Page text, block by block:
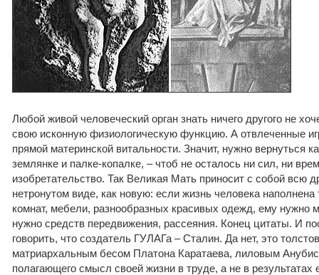
Любой живой человеческий орган знать ничего другого не
свою исконную физиологическую функцию. А отвлеченные
прямой материнской витальности. Значит, нужно вернуться
землянке и палке-копалке, – чтоб не осталось ни сил, ни
изобретательство. Так Великая Мать приносит с собой всю
нетронутом виде, как новую: если жизнь человека
комнат, мебели, разнообразных красивых одежд, ему нужно
нужно средств передвижения, рассеяния. Конец цитаты. И
говорить, что создатель ГУЛАГа – Сталин. Да нет, это
матриархальным бесом Платона Каратаева, лиловым
полагающего смысл своей жизни в труде, а не в результатах